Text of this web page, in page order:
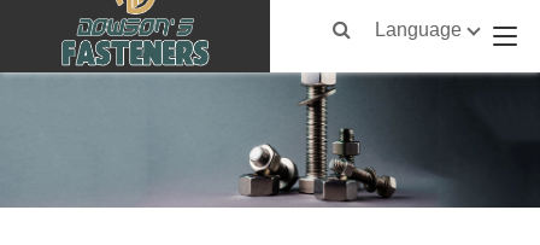
Language